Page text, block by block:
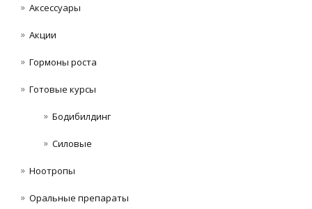
Аксессуары
Акции
Гормоны роста
Готовые курсы
Бодибилдинг
Силовые
Ноотропы
Оральные препараты